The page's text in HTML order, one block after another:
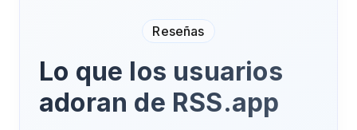
Reseñas
Lo que los usuarios
adoran de RSS.app